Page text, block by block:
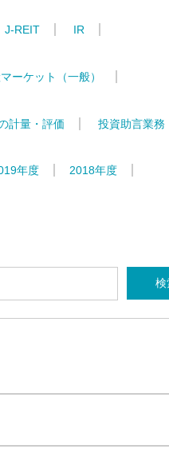
J-REIT IR
ーケット（一般）
計量・評価 投資助言業務
年度 2018年度